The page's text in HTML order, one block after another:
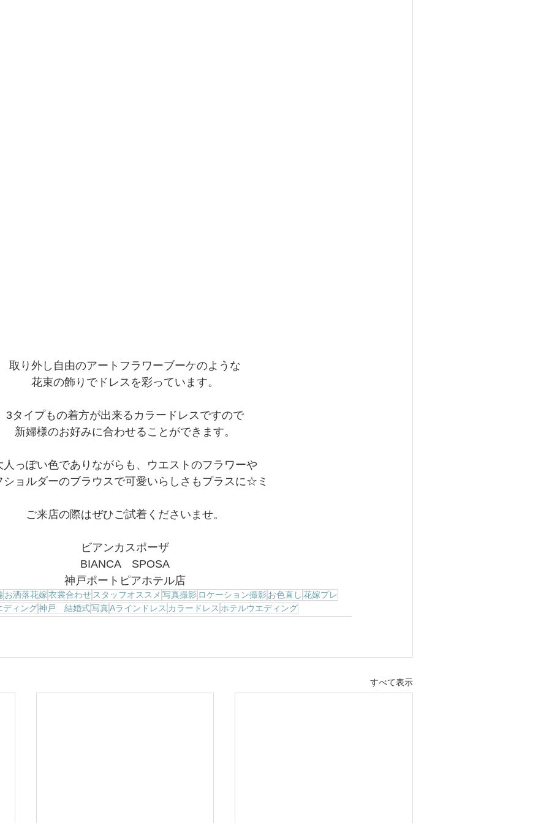
取り外し自由のアートフラワーブーケのような
花束の飾りでドレスを彩っています。
3タイプもの着方が出来るカラードレスですので
新婦様のお好みに合わせることができます。
人っぽい色でありながらも、ウエストのフラワーや
ショルダーのブラウスで可愛いらしさもプラスに☆ミ
ご来店の際はぜひご試着くださいませ。
ビアンカスポーザ
BIANCA　SPOSA
神戸ポートピアホテル店
お洒落花嫁衣裳合わせ スタッフオススメ 写真撮影 ロケーション撮影 お色直し 花嫁プレ
ディング神戸 結婚式写真Aラインドレス カラードレス ホテルウエディング
すべて表示